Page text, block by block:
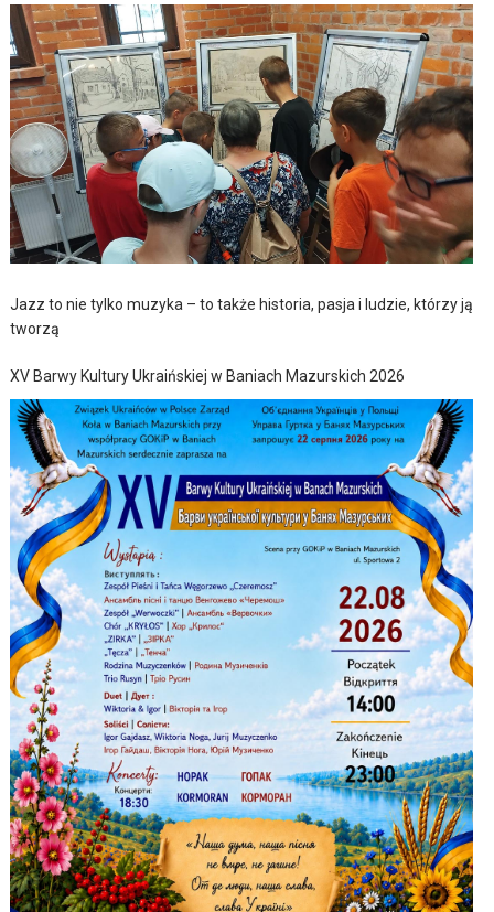
Jazz to nie tylko muzyka – to także historia, pasja i ludzie, którzy ją
tworzą
XV Barwy Kultury Ukraińskiej w Baniach Mazurskich 2026